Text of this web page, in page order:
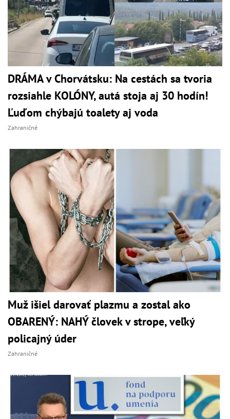
DRÁMA v Chorvátsku: Na cestách sa tvoria
rozsiahle KOLÓNY, autá stoja aj 30 hodín!
Ľuďom chýbajú toalety aj voda
Zahraničné
Muž išiel darovať plazmu a zostal ako
OBARENÝ: NAHÝ človek v strope, veľký
policajný úder
Zahraničné